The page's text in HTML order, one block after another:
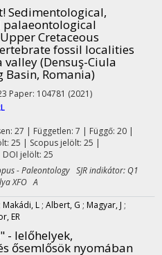
Sedimentological,
palaeontological
Cretaceous
fossil localities
(Densuş-Ciula
Basin, Romania)
Paper: 104781 (2021)
27 | Független: 7 | Függő: 20 |
25 | Scopus jelölt: 25 |
jelölt: 25
- Paleontology SJR indikátor: Q1
XFO A
Makádi, L ; Albert, G ; Magyar, J ;
ER
- lelőhelyek,
ősemlősök nyomában